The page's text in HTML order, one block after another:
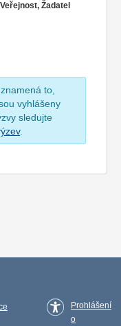
Veřejnost, Žadatel
to,
vyhlášeny
sledujte
.
Prohlášení
o